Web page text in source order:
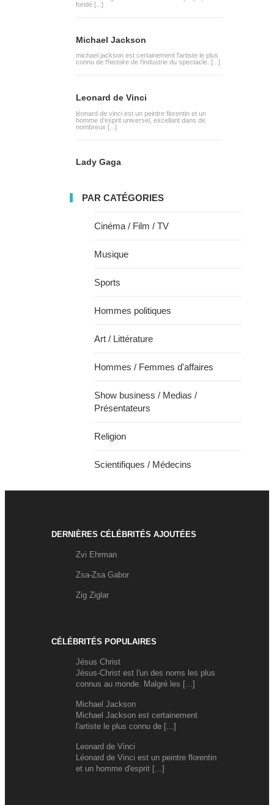
fondé [...]
Michael Jackson
michael jackson est certainement l'artiste le plus
connu de l'histoire de l'industrie du spectacle. [...]
Leonard de Vinci
léonard de vinci est un peintre florentin et un
homme d'esprit universel, excellant dans de
nombreux [...]
Lady Gaga
PAR CATÉGORIES
Cinéma / Film / TV
Musique
Sports
Hommes politiques
Art / Littérature
Hommes / Femmes d'affaires
Show business / Medias /
Présentateurs
Religion
Scientifiques / Médecins
DERNIÈRES CÉLÉBRITÉS AJOUTÉES
Zvi Ehrman
Zsa-Zsa Gabor
Zig Ziglar
CÉLÉBRITÉS POPULAIRES
Jésus Christ
Jésus-Christ est l'un des noms les plus
connus au monde. Malgré les [...]
Michael Jackson
Michael Jackson est certainement
l'artiste le plus connu de [...]
Leonard de Vinci
Léonard de Vinci est un peintre florentin
et un homme d'esprit [...]